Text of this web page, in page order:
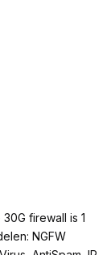
firewall is 1
NGFW